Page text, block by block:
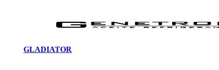
GLADIATOR